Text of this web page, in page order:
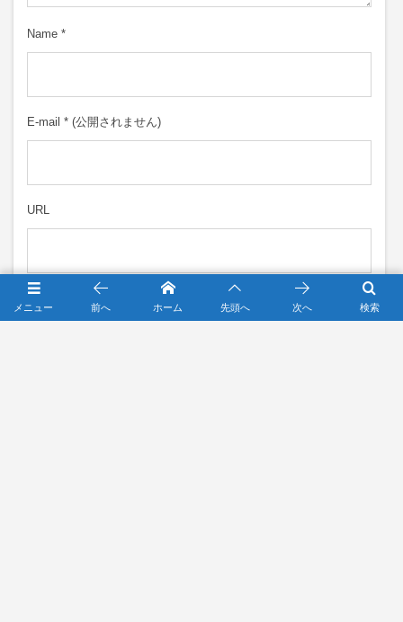
Name *
E-mail * (公開されません)
URL
次回のコメントで使用するためブラウザーに自分の名前、メ
ールアドレス、サイトを保存する。
メニュー 検索
前へ ホーム 先頭へ 次へ